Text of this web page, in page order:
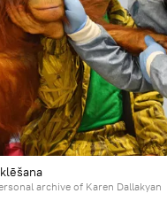
archive of Karen Dallakyan